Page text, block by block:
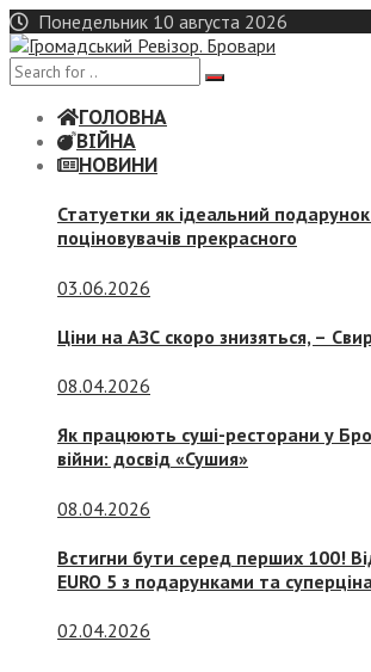
Skip
to
content
Понедельник 10 августа 2026
ГОЛОВНА
ВІЙНА
НОВИНИ
Статуетки як ідеальний
поціновувачів прекрасного
03.06.2026
Ціни на АЗС скоро знизяться, –
08.04.2026
Як працюють суші-ресторани у
війни: досвід «Сушия»
08.04.2026
Встигни бути серед перших 100!
EURO 5 з подарунками та
02.04.2026